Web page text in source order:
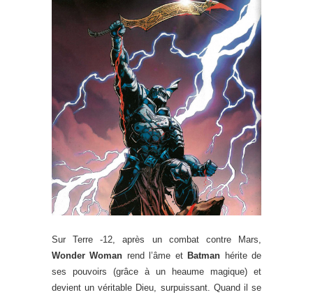
Sur Terre -12, après un combat contre Mars,
Wonder Woman rend l’âme etBatman hérite de
ses pouvoirs (grâce à un heaume magique) et
devient un véritable Dieu, surpuissant. Quand il se